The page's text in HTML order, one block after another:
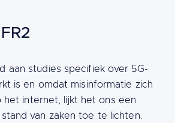
aan studies specifiek over 5G-
is en omdat misinformatie zich
internet, lijkt het ons een
van zaken toe te lichten.